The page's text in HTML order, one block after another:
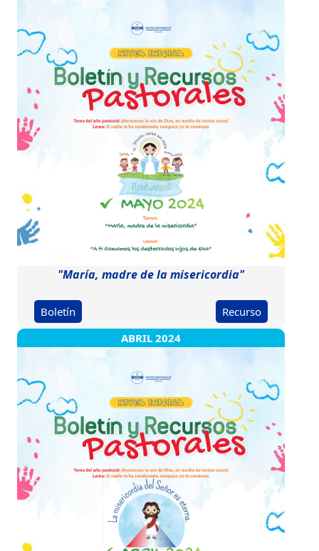
"María, madre de la misericordia"
Boletín
Recurso
ABRIL 2024